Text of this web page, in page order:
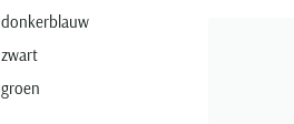
donkerblauw
zwart
groen